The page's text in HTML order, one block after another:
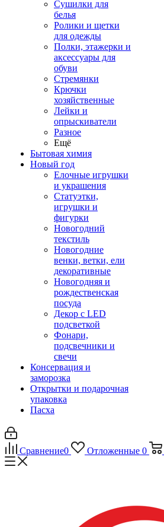
Сушилки для
белья
Ролики и щетки
для одежды
Полки, этажерки и
аксессуары для
обуви
Стремянки
Крючки
хозяйственные
Лейки и
опрыскиватели
Разное
Ещё
Бытовая химия
Новый год
Елочные игрушки
и украшения
Статуэтки,
игрушки и
фигурки
Новогодний
текстиль
Новогодние
венки, ветки, ели
декоративные
Новогодняя и
рождественская
посуда
Декор с LED
подсветкой
Фонари,
подсвечники и
свечи
Консервация и
заморозка
Открытки и подарочная
упаковка
Пасха
Сравнение0 Отложенные 0